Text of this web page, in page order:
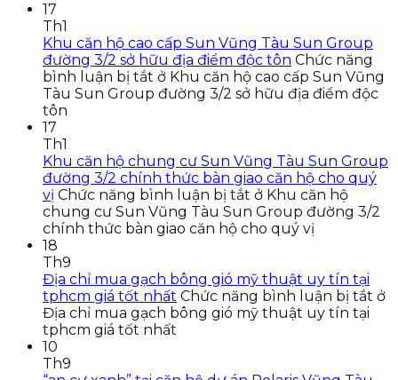
17
Th1
Khu căn hộ cao cấp Sun Vũng Tàu Sun Group
đường 3/2 sở hữu địa điểm độc tôn Chức năng
bình luận bị tắt ở Khu căn hộ cao cấp Sun Vũng
Tàu Sun Group đường 3/2 sở hữu địa điểm độc
tôn
17
Th1
Khu căn hộ chung cư Sun Vũng Tàu Sun Group
đường 3/2 chính thức bàn giao căn hộ cho quý
vị Chức năng bình luận bị tắt ở Khu căn hộ
chung cư Sun Vũng Tàu Sun Group đường 3/2
chính thức bàn giao căn hộ cho quý vị
18
Th9
Địa chỉ mua gạch bông gió mỹ thuật uy tín tại
tphcm giá tốt nhất Chức năng bình luận bị tắt ở
Địa chỉ mua gạch bông gió mỹ thuật uy tín tại
tphcm giá tốt nhất
10
Th9